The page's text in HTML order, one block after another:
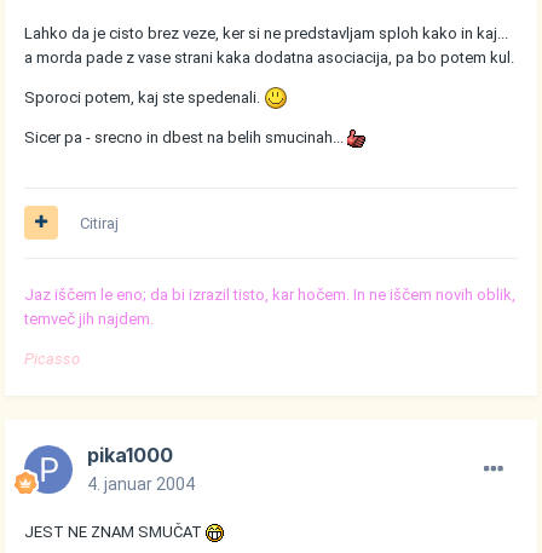
Lahko da je cisto brez veze, ker si ne predstavljam sploh kako in kaj...
a morda pade z vase strani kaka dodatna asociacija, pa bo potem kul.
Sporoci potem, kaj ste spedenali.
Sicer pa - srecno in dbest na belih smucinah...
Citiraj
Jaz iščem le eno; da bi izrazil tisto, kar hočem. In ne iščem novih oblik,
temveč jih najdem.
Picasso
pika1000
4. januar 2004
JEST NE ZNAM SMUČAT